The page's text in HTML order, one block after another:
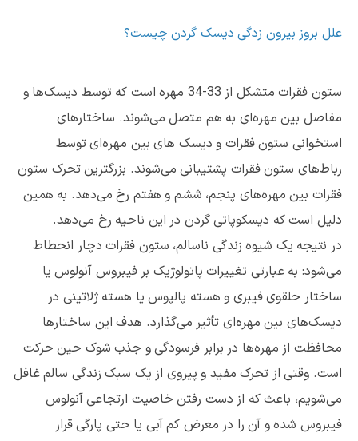
علل بروز بیرون زدگی دیسک گردن چیست؟
ستون فقرات متشکل از 33-34 مهره است که توسط دیسک‌‌ها و
مفاصل بین مهره‌ای به هم متصل می‌شوند. ساختارهای
استخوانی ستون فقرات و دیسک های بین مهره‌ای توسط
رباط‌های ستون فقرات پشتیبانی می‌شوند. بزرگترین تحرک ستون
فقرات بین مهره‌های پنجم، ششم و هفتم رخ می‌دهد. به همین
دلیل است که دیسکوپاتی گردن در این ناحیه رخ می‌دهد.
در نتیجه یک شیوه زندگی ناسالم، ستون فقرات دچار انحطاط
می‌شود: به عبارتی تغییرات پاتولوژیک بر فیبروس آنولوس یا
ساختار حلقوی فیبری و هسته پالپوس یا هسته ژلاتینی در
دیسک‌های بین مهره‌ای تأثیر می‌گذارد. هدف این ساختارها
محافظت از مهره‌ها در برابر فرسودگی و جذب شوک حین حرکت
است. وقتی از تحرک مفید و پیروی از یک سبک زندگی سالم غافل
می‌شویم، باعث که از دست رفتن خاصیت ارتجاعی آنولوس
فیبروس شده و آن را در معرض کم آبی یا حتی پارگی قرار